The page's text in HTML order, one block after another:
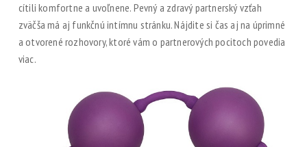
cítili komfortne a uvoľnene. Pevný a zdravý partnerský vzťah
zväčša má aj funkčnú intímnu stránku. Nájdite si čas aj na úprimné
a otvorené rozhovory, ktoré vám o partnerových pocitoch povedia
viac.